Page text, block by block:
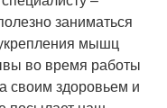
заниматься
мышц
во время работы
своим здоровьем и